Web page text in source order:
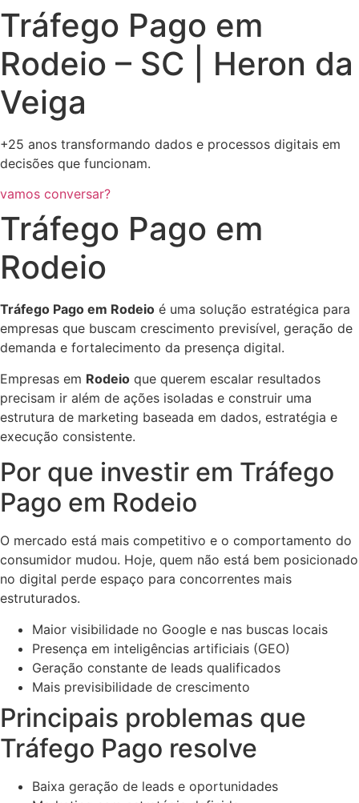
Tráfego Pago em
Rodeio – SC | Heron da
Veiga
+25 anos transformando dados e processos digitais em
decisões que funcionam.
vamos conversar?
Tráfego Pago em
Rodeio
Tráfego Pago em Rodeio é uma solução estratégica para
empresas que buscam crescimento previsível, geração de
demanda e fortalecimento da presença digital.
Empresas em Rodeio que querem escalar resultados
precisam ir além de ações isoladas e construir uma
estrutura de marketing baseada em dados, estratégia e
execução consistente.
Por que investir em Tráfego
Pago em Rodeio
O mercado está mais competitivo e o comportamento do
consumidor mudou. Hoje, quem não está bem posicionado
no digital perde espaço para concorrentes mais
estruturados.
Maior visibilidade no Google e nas buscas locais
Presença em inteligências artificiais (GEO)
Geração constante de leads qualificados
Mais previsibilidade de crescimento
Principais problemas que
Tráfego Pago resolve
Baixa geração de leads e oportunidades